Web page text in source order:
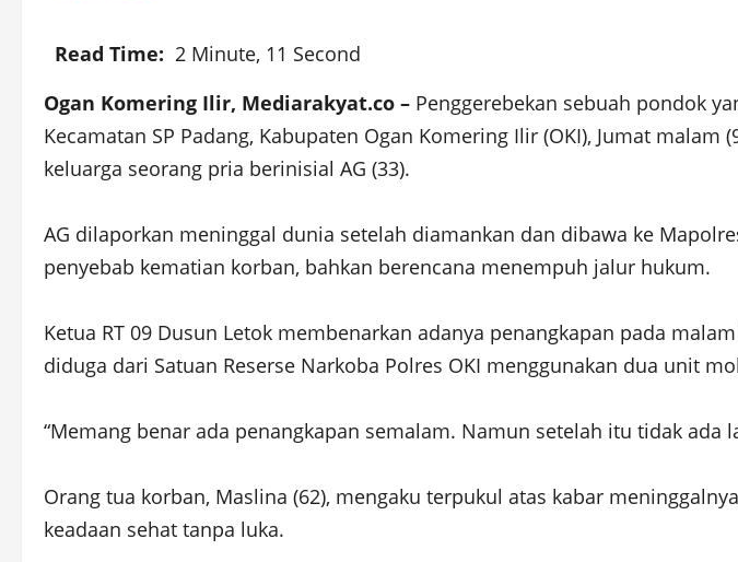
Read Time: 2 Minute, 11 Second
Ogan Komering Ilir, Mediarakyat.co – Penggerebekan sebuah pondok
Kecamatan SP Padang, Kabupaten Ogan Komering Ilir (OKI), Jumat
keluarga seorang pria berinisial AG (33).
AG dilaporkan meninggal dunia setelah diamankan dan dibawa ke
penyebab kematian korban, bahkan berencana menempuh jalur hukum.
Ketua RT 09 Dusun Letok membenarkan adanya penangkapan pada
diduga dari Satuan Reserse Narkoba Polres OKI menggunakan dua unit
“Memang benar ada penangkapan semalam. Namun setelah itu tidak ada
Orang tua korban, Maslina (62), mengaku terpukul atas kabar
keadaan sehat tanpa luka.